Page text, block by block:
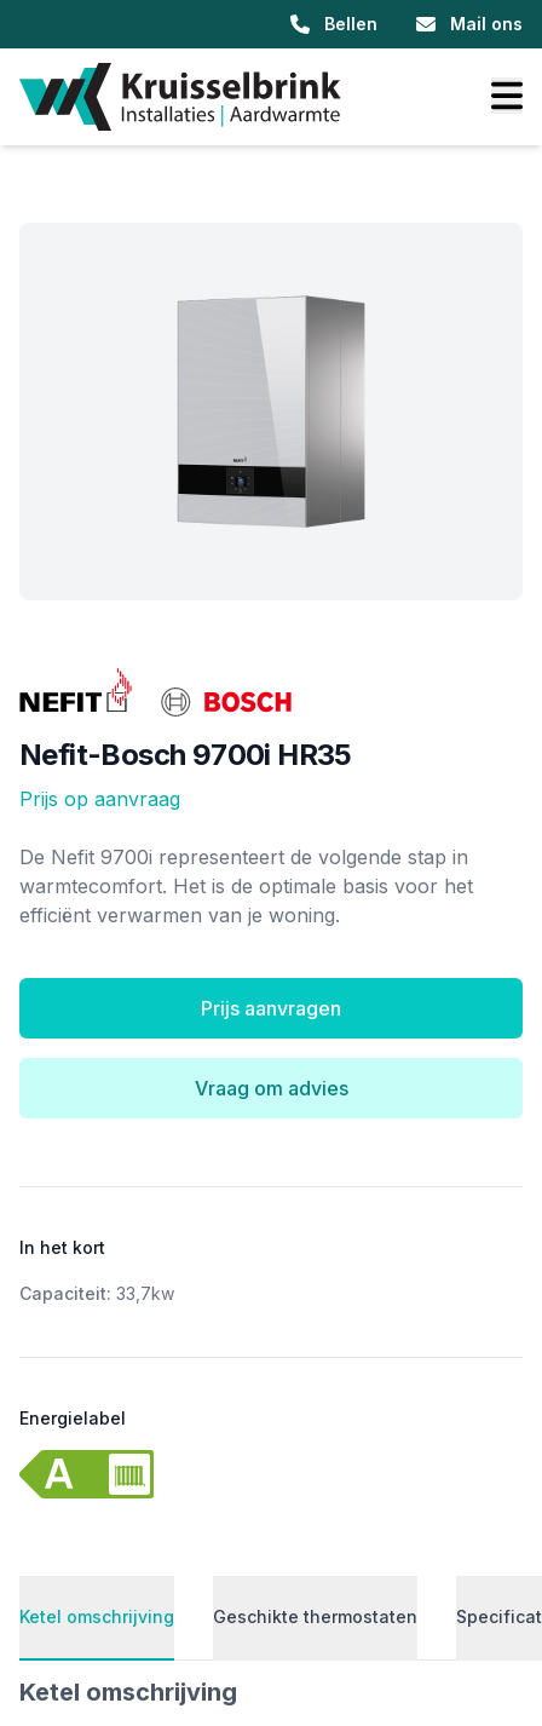
Bellen Mail ons
Nefit-Bosch 9700i HR35
Prijs op aanvraag
De Nefit 9700i representeert de volgende stap in
warmtecomfort. Het is de optimale basis voor het
efficiënt verwarmen van je woning.
Prijs aanvragen
Vraag om advies
In het kort
Capaciteit: 33,7kw
Energielabel
Ketel omschrijving Geschikte thermostaten
Ketel omschrijving